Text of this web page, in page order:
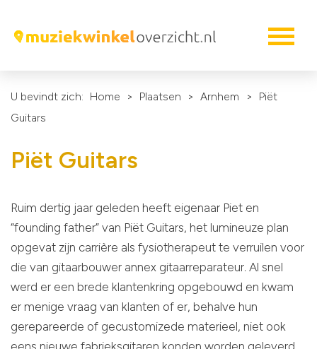
U bevindt zich: Home > Plaatsen > Arnhem >
Piët
Guitars
Piët Guitars
Ruim dertig jaar geleden heeft eigenaar Piet en
“founding father” van Piët Guitars, het lumineuze plan
opgevat zijn carrière als fysiotherapeut te verruilen voor
die van gitaarbouwer annex gitaarreparateur. Al snel
werd er een brede klantenkring opgebouwd en kwam
er menige vraag van klanten of er, behalve hun
gerepareerde of gecustomizede materieel, niet ook